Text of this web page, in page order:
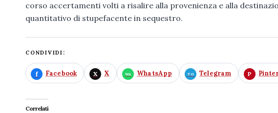
corso accertamenti volti a risalire alla provenienza e alla
quantitativo di stupefacente in sequestro.
CONDIVIDI:
Facebook X WhatsApp Telegram
Correlati